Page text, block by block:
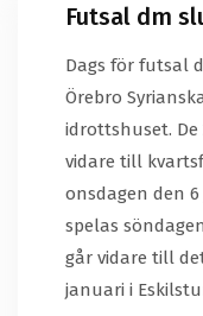
Futsal dm
Dags för futsal
Örebro
idrottshuset. De
vidare till
onsdagen den
spelas
går vidare till
januari i